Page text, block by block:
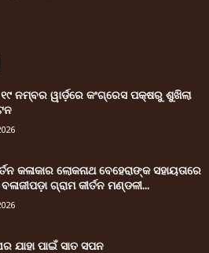
୧୯ ନମ୍ବର ୱାର୍ଡ଼ରେ କଂଗ୍ରେସ ପକ୍ଷରୁ ଶୁଖିଲା
କଳାକାର ଲୋକନାଥ ବେହେରାଙ୍କ ସହାୟତାରେ
ଗ୍ରାମ କୀର୍ତନ ମଣ୍ଡଳୀ...
ଯାହା ପାଇଁ ସାତ ସପନ